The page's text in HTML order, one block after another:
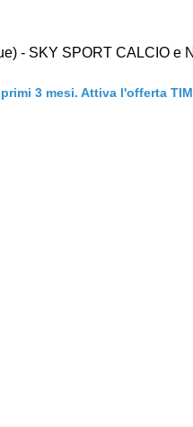
- SKY SPORT CALCIO e
3 mesi. Attiva l'offerta